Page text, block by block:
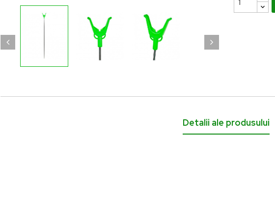
8,00 lei
Detalii ale produsului